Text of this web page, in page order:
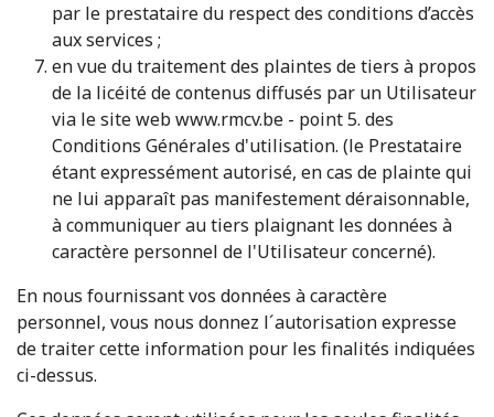
par le prestataire du respect des conditions d’accès
aux services ;
en vue du traitement des plaintes de tiers à propos
de la licéité de contenus diffusés par un Utilisateur
via le site web www.rmcv.be - point 5. des
Conditions Générales d'utilisation. (le Prestataire
étant expressément autorisé, en cas de plainte qui
ne lui apparaît pas manifestement déraisonnable,
à communiquer au tiers plaignant les données à
caractère personnel de l'Utilisateur concerné).
En nous fournissant vos données à caractère
personnel, vous nous donnez l´autorisation expresse
de traiter cette information pour les finalités indiquées
ci-dessus.